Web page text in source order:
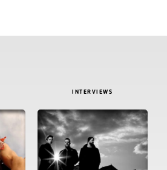
INTERVIEWS